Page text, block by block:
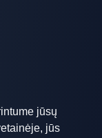
jūsų
jūs